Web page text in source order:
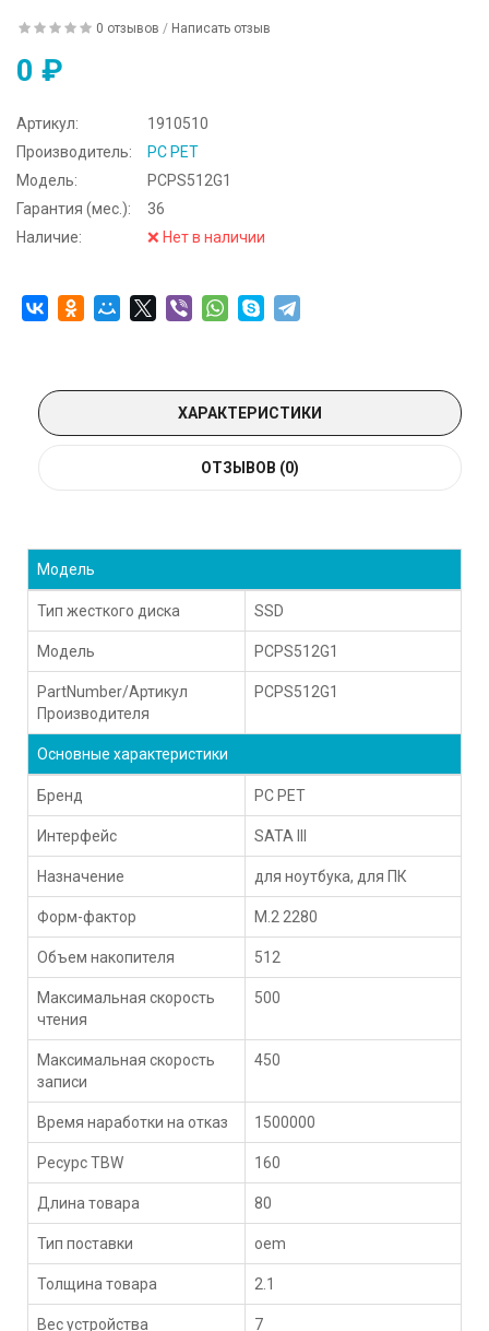
0 отзывов / Написать отзыв
0 ₽
Артикул:
1910510
Производитель:
PC PET
Модель:
PCPS512G1
Гарантия (мес.):
36
Наличие:
❌ Нет в наличии
ХАРАКТЕРИСТИКИ
ОТЗЫВОВ (0)
Модель
Тип жесткого диска SSD
Модель PCPS512G1
PartNumber/Артикул
Производителя
PCPS512G1
Основные характеристики
Бренд PC PET
Интерфейс SATA III
Назначение для ноутбука, для ПК
Форм-фактор M.2 2280
Объем накопителя 512
Максимальная скорость
чтения
500
Максимальная скорость
записи
450
Время наработки на отказ 1500000
Ресурс TBW 160
Длина товара 80
Тип поставки oem
Толщина товара 2.1
Вес устройства 7